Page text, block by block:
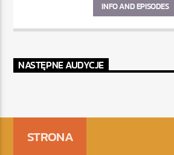
INFO AND EPISODES
NASTĘPNE AUDYCJE
STRONA